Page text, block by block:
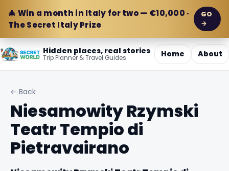
🎄 Win a month in Italy for two — €10,000 ·
The Secret Italy Prize
GO
→
Hidden places, real stories
Trip Planner & Travel Guides Home About
← Back
Niesamowity Rzymski
Teatr Tempio di
Pietravairano